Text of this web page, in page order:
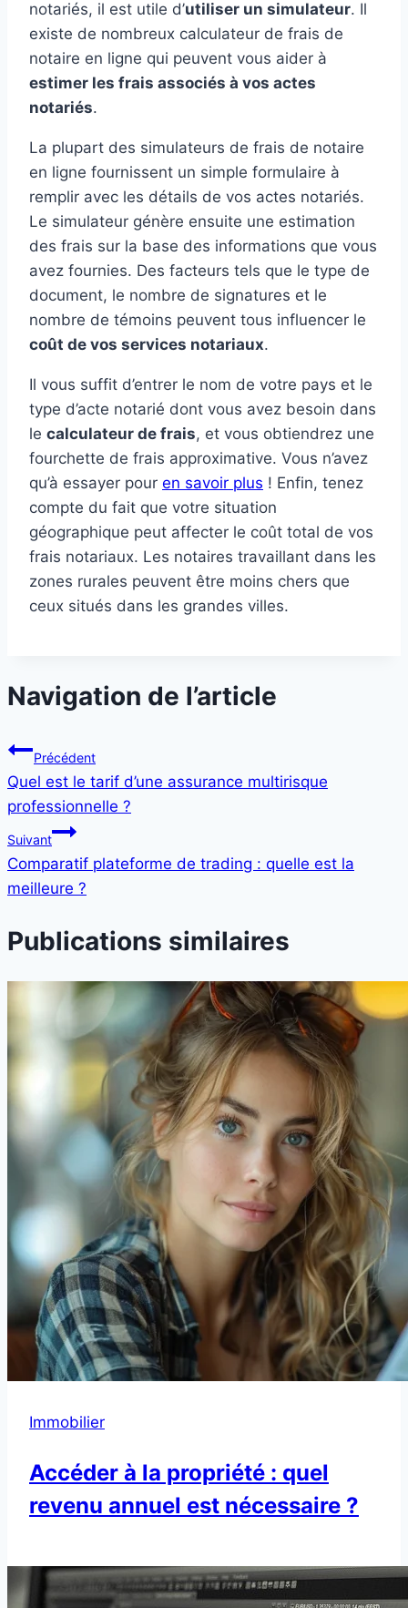
notariés, il est utile d’utiliser un simulateur. Il
existe de nombreux calculateur de frais de
notaire en ligne qui peuvent vous aider à
estimer les frais associés à vos actes
notariés.
La plupart des simulateurs de frais de notaire
en ligne fournissent un simple formulaire à
remplir avec les détails de vos actes notariés.
Le simulateur génère ensuite une estimation
des frais sur la base des informations que vous
avez fournies. Des facteurs tels que le type de
document, le nombre de signatures et le
nombre de témoins peuvent tous influencer le
coût de vos services notariaux.
Il vous suffit d’entrer le nom de votre pays et le
type d’acte notarié dont vous avez besoin dans
le calculateur de frais, et vous obtiendrez une
fourchette de frais approximative. Vous n’avez
qu’à essayer pour en savoir plus ! Enfin, tenez
compte du fait que votre situation
géographique peut affecter le coût total de vos
frais notariaux. Les notaires travaillant dans les
zones rurales peuvent être moins chers que
ceux situés dans les grandes villes.
Navigation de l’article
Précédent
Quel est le tarif d’une assurance multirisque
professionnelle ?
Suivant
Comparatif plateforme de trading : quelle est la
meilleure ?
Publications similaires
Immobilier
Accéder à la propriété : quel
revenu annuel est nécessaire ?